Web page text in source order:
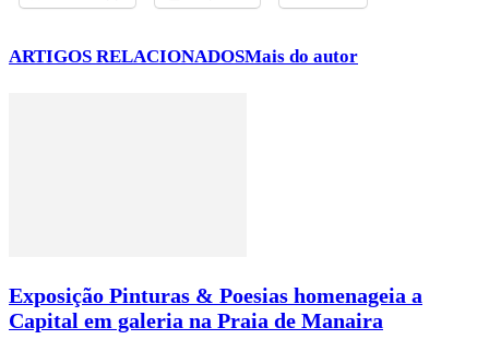
ARTIGOS RELACIONADOSMais do autor
Exposição Pinturas & Poesias homenageia a
Capital em galeria na Praia de Manaira